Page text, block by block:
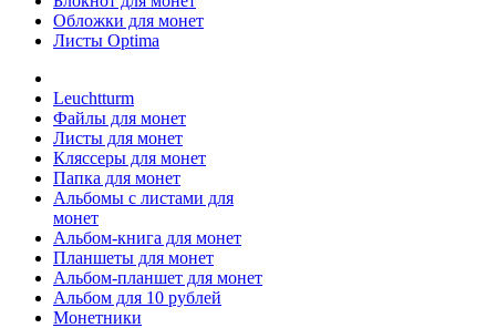
Обложки для монет
Листы Optima
Leuchtturm
Файлы для монет
Листы для монет
Кляссеры для монет
Папка для монет
Альбомы с листами для
монет
Альбом-книга для монет
Планшеты для монет
Альбом-планшет для монет
Альбом для 10 рублей
Монетники